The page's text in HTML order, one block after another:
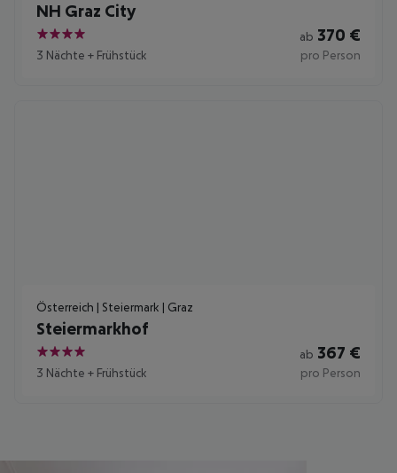
NH Graz City
4
3 Nächte + Frühstück
ab 370 €
pro Person
Österreich | Steiermark | Graz
Steiermarkhof
4
3 Nächte + Frühstück
ab 367 €
pro Person